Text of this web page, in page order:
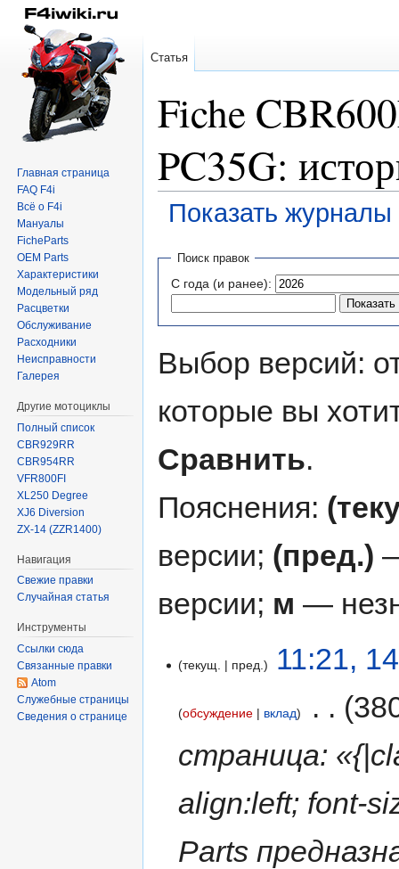
Fiche
PC35G:
Показать
Перейти
навигации
Перейти
поиску
Поиск правок
С года (и ранее):
Выбор версий:
которые вы
Сравнить.
Пояснения:
версии; (пред.)
версии; м —
текущ. пред. 11:21,
обсуждение вклад
страница:
align:left; font-
Parts
Статья
Главная страница
FAQ F4i
Всё о F4i
Мануалы
FicheParts
OEM Parts
Характеристики
Модельный ряд
Расцветки
Обслуживание
Расходники
Неисправности
Галерея
Другие мотоциклы
Полный список
CBR929RR
CBR954RR
VFR800FI
XL250 Degree
XJ6 Diversion
ZX-14 (ZZR1400)
Навигация
Свежие правки
Случайная статья
Инструменты
Ссылки сюда
Связанные правки
Atom
Служебные страницы
Сведения о странице